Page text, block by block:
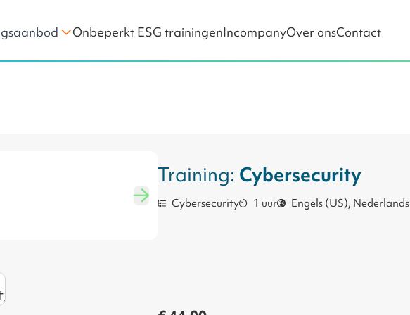
Compliance
Onbeperkt ESG trainingenIncompanyOver onsContact
Training: Cybersecurity
Cybersecurity 1 uur Engels (US), Nederlands